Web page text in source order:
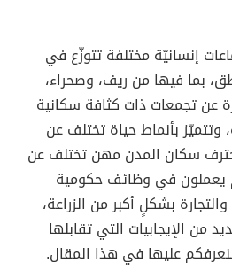
إنسانيّة مختلفة تتوزّع في
بما فيها من ريف، وصحراء،
عن تجمعات ذات كثافة سكانية
بأنماط حياة تختلف عن
سكان المدن مهن تختلف عن
يعملون في وظائف حكومية
بشكلٍ أكبر من الزراعة،
من الإيجابيات التي تقابلها
عليها في هذا المقال.